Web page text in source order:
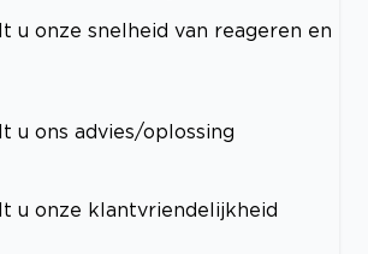
u onze snelheid van reageren en
u ons advies/oplossing
u onze klantvriendelijkheid